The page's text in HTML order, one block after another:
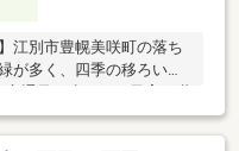
江別市豊幌美咲町の落ち
が多く、四季の移ろいを
め◎敷地にはゆとりがあ
菜園やＢＢＱなど、戸建